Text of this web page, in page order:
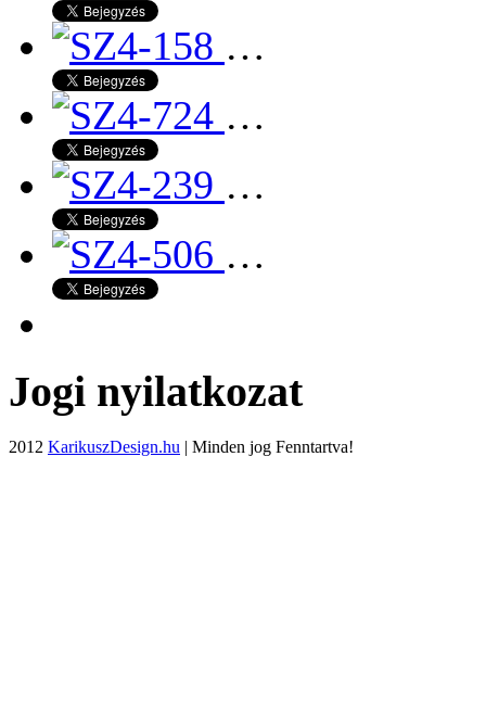
…
…
…
…
Jogi nyilatkozat
2012 KarikuszDesign.hu | Minden jog Fenntartva!